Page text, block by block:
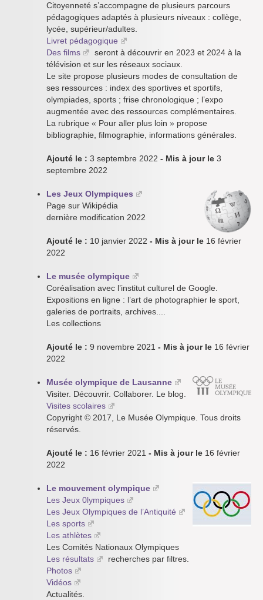
Citoyenneté s’accompagne de plusieurs parcours
pédagogiques adaptés à plusieurs niveaux : collège,
lycée, supérieur/adultes.
Livret pédagogique
Des films
seront à découvrir en 2023 et 2024 à la
télévision et sur les réseaux sociaux.
Le site propose plusieurs modes de consultation de
ses ressources : index des sportives et sportifs,
olympiades, sports ; frise chronologique ; l’expo
augmentée avec des ressources complémentaires.
La rubrique « Pour aller plus loin » propose
bibliographie, filmographie, informations générales.
Ajouté le : 3 septembre 2022 - Mis à jour le 3
septembre 2022
Les Jeux Olympiques
Page sur Wikipédia
dernière modification 2022
Ajouté le : 10 janvier 2022 - Mis à jour le 16 février
2022
Le musée olympique
Coréalisation avec l’institut culturel de Google.
Expositions en ligne : l’art de photographier le sport,
galeries de portraits, archives....
Les collections
Ajouté le : 9 novembre 2021 - Mis à jour le 16 février
2022
Musée olympique de Lausanne
Visiter. Découvrir. Collaborer. Le blog.
Visites scolaires
Copyright © 2017, Le Musée Olympique. Tous droits
réservés.
Ajouté le : 16 février 2021 - Mis à jour le 16 février
2022
Le mouvement olympique
Les Jeux 0lympiques
Les Jeux Olympiques de l’Antiquité
Les sports
Les athlètes
Les Comités Nationaux Olympiques
Les résultats
recherches par filtres.
Photos
Vidéos
Actualités.